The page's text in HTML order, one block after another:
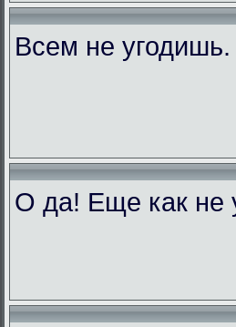
Всем не угодишь.
О да! Еще как не